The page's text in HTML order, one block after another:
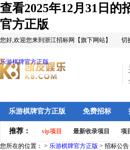
查看2025年12月31日的
官方正版
您好,欢迎您来到浙江招标网【旗下网站】 切
乐游棋牌官方正版
乐游棋牌官方正版 免费招标
推荐： vip项目 最新收录项目 项
您所在的位置： > 乐游棋牌官方正版 > 招标公告